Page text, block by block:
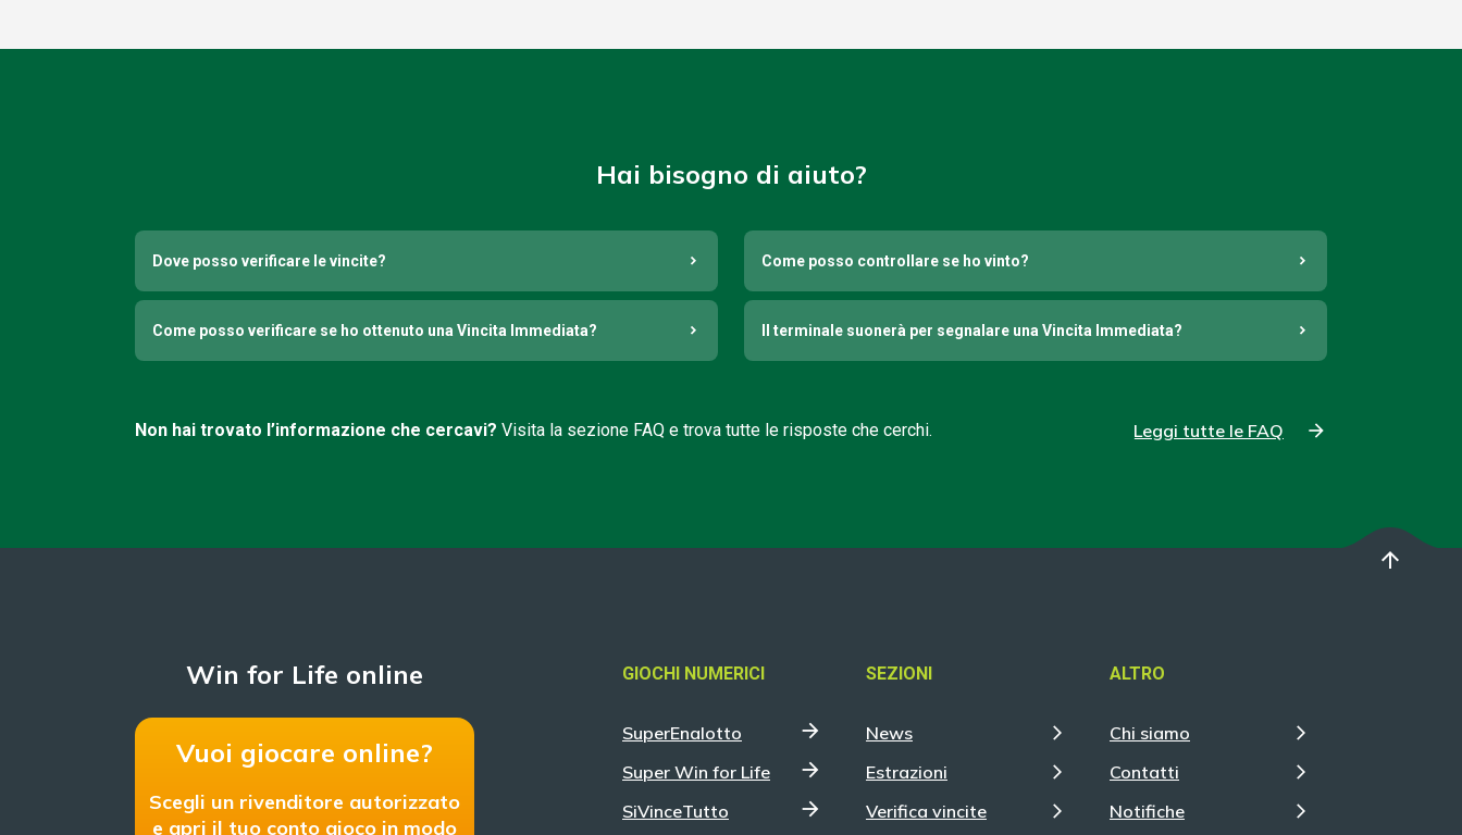
Hai bisogno di aiuto?
Dove posso verificare le vincite? Come posso controllare se ho vinto?
Come posso verificare se ho ottenuto una Vincita Immediata? Il terminale suonerà per segnalare una Vincita Immediata?
Non hai trovato l’informazione che cercavi? Visita la sezione FAQ e trova tutte le risposte che cerchi. Leggi tutte le FAQ
arrow_upward
Win for Life online
Vuoi giocare online?
Scegli un rivenditore autorizzato
e apri il tuo conto gioco in modo
GIOCHI NUMERICI
SuperEnalotto
Super Win for Life
SiVinceTutto
SEZIONI
News
Estrazioni
Verifica vincite
ALTRO
Chi siamo
Contatti
Notifiche